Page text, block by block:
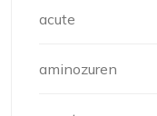
acute
aminozuren